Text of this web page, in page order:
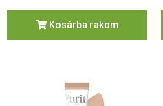
Kosárba rakom